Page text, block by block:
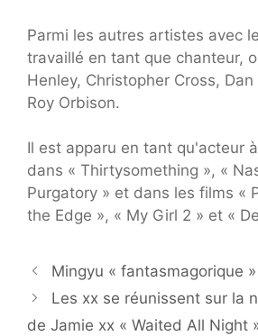
Parmi les autres artistes avec
travaillé en tant que chanteur,
Henley, Christopher Cross,
Roy Orbison.
Il est apparu en tant qu'acteur
dans « Thirtysomething », «
Purgatory » et dans les films «
the Edge », « My Girl 2 » et «
Mingyu « fantasmagorique »
Les xx se réunissent sur la
de Jamie xx « Waited All Night